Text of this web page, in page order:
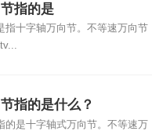
指的是
指十字轴万向节。不等速万向节
指的是什么？
的是十字轴式万向节。不等速万